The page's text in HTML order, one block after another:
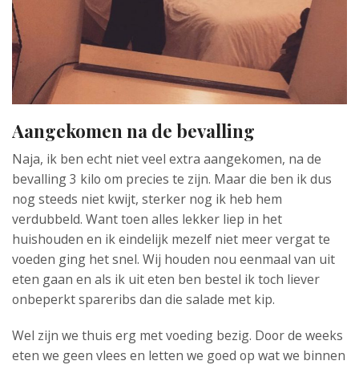
Aangekomen na de bevalling
Naja, ik ben echt niet veel extra aangekomen, na de
bevalling 3 kilo om precies te zijn. Maar die ben ik dus
nog steeds niet kwijt, sterker nog ik heb hem
verdubbeld. Want toen alles lekker liep in het
huishouden en ik eindelijk mezelf niet meer vergat te
voeden ging het snel. Wij houden nou eenmaal van uit
eten gaan en als ik uit eten ben bestel ik toch liever
onbeperkt spareribs dan die salade met kip.
Wel zijn we thuis erg met voeding bezig. Door de weeks
eten we geen vlees en letten we goed op wat we binnen